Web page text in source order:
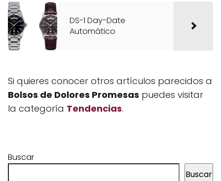
DS-1 Day-Date
Automático
Si quieres conocer otros artículos parecidos a
Bolsos de Dolores Promesas puedes visitar
la categoría Tendencias.
Buscar
Buscar